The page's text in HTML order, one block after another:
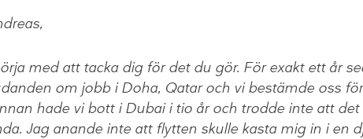
med att tacka dig för det du gör. För exakt ett år
om jobb i Doha, Qatar och vi bestämde oss
hade vi bott i Dubai i tio år och trodde inte att det
Jag anande inte att flytten skulle kasta mig in i en